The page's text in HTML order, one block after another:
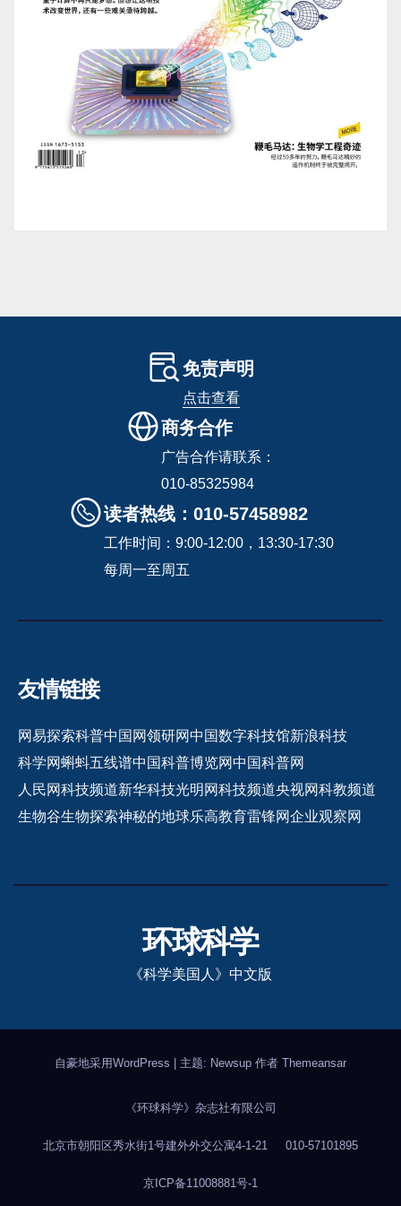
免责声明
点击查看
商务合作
广告合作请联系：
010-85325984
读者热线：010-57458982
工作时间：9:00-12:00，13:30-17:30
每周一至周五
友情链接
网易探索科普中国网领研网中国数字科技馆新浪科技
科学网蝌蚪五线谱中国科普博览网中国科普网
人民网科技频道新华科技光明网科技频道央视网科教频道
生物谷生物探索神秘的地球乐高教育雷锋网企业观察网
环球科学
《科学美国人》中文版
自豪地采用WordPress 主题: Newsup 作者 Themeansar
《环球科学》杂志社有限公司
北京市朝阳区秀水街1号建外外交公寓4-1-21 010-57101895
京ICP备11008881号-1